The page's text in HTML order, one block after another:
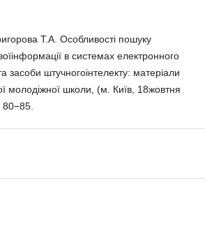
Т.А. Особливості пошуку
в системах електронного
засоби штучногоінтелекту: матеріали
молодіжної школи, (м. Київ, 18жовтня